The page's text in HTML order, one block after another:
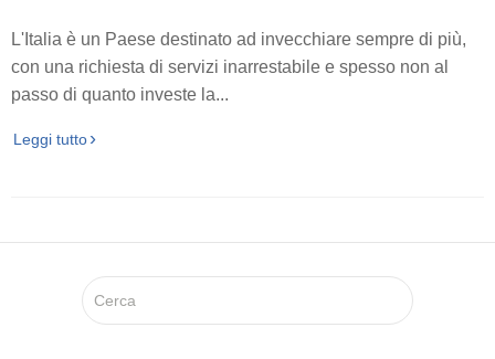
L'Italia è un Paese destinato ad invecchiare sempre di più,
con una richiesta di servizi inarrestabile e spesso non al
passo di quanto investe la...
Leggi tutto
Assistenza
Infermieristica
Prelievi a